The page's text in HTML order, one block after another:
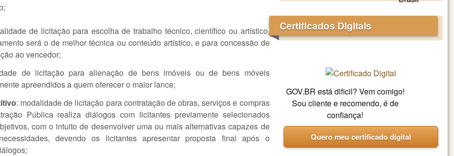
de licitação para escolha de trabalho técnico, científico ou artístico,
será o de melhor técnica ou conteúdo artístico, e para concessão de
ao vencedor;
de licitação para alienação de bens imóveis ou de bens móveis
apreendidos a quem oferecer o maior lance;
: modalidade de licitação para contratação de obras, serviços e compras
Pública realiza diálogos com licitantes previamente selecionados
com o intuito de desenvolver uma ou mais alternativas capazes de
devendo os licitantes apresentar proposta final após o
Certificados Digitais
GOV.BR está dificil? Vem comigo!
Sou cliente e recomendo, é de
confiança!
Quero meu certificado digital